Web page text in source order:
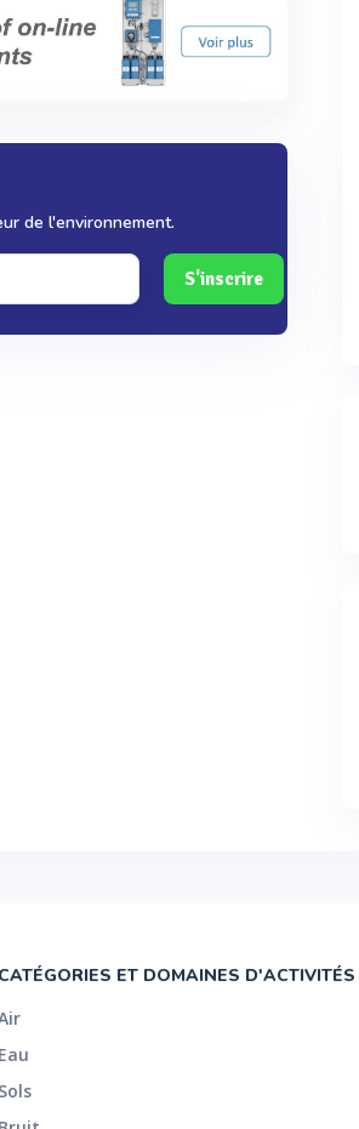
de l'environnement.
S'inscrire
CATÉGORIES ET DOMAINES D'ACTIVITÉS
Eau
Sols